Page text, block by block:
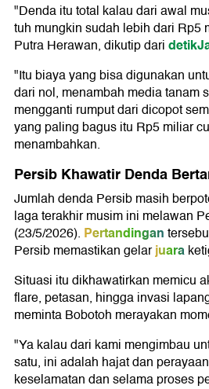
"Denda itu total kalau dari awal
tuh mungkin sudah lebih dari Rp5
Putra Herawan, dikutip dari
"Itu biaya yang bisa digunakan
dari nol, menambah media tanam
mengganti rumput dari dicopot
yang paling bagus itu Rp5 miliar
menambahkan.
Persib Khawatir Denda
Jumlah denda Persib masih
laga terakhir musim ini melawan
(23/5/2026). Pertandingan
Persib memastikan gelarjuara
Situasi itu dikhawatirkan memicu
flare, petasan, hingga invasi
meminta Bobotoh merayakan
"Ya kalau dari kami mengimbau
satu, ini adalah hajat dan
keselamatan dan selama proses